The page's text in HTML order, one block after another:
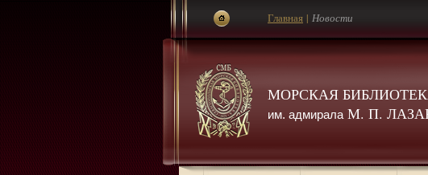
МОРСКАЯ
им. адмиралаМ. П.
Главная | Новости